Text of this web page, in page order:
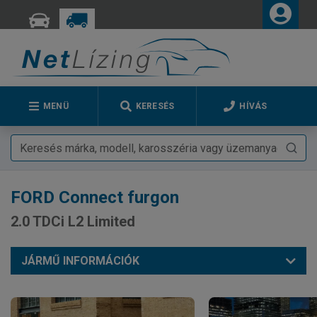
MENÜ KERESÉS HÍVÁS
FORD Connect furgon
2.0 TDCi L2 Limited
JÁRMŰ INFORMÁCIÓK